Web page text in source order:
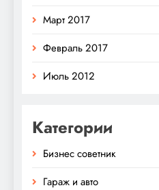
Март 2017
Февраль 2017
Июль 2012
Категории
Бизнес советник
Гараж и авто